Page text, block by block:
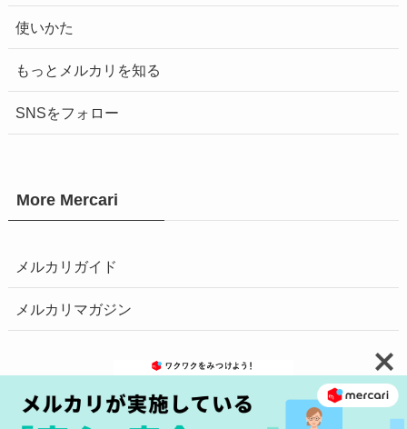
使いかた
もっとメルカリを知る
SNSをフォロー
More Mercari
メルカリガイド
メルカリマガジン